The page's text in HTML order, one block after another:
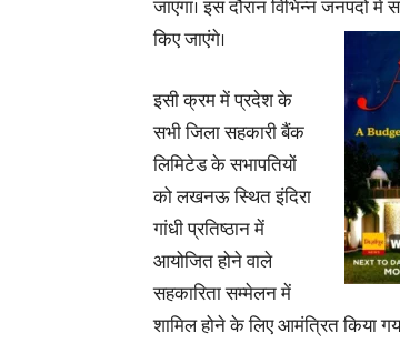
जाएगा। इस दौरान विभिन्न जनपदों
किए जाएंगे।
इसी क्रम में प्रदेश के
सभी जिला सहकारी बैंक
लिमिटेड के सभापतियों
को लखनऊ स्थित इंदिरा
गांधी प्रतिष्ठान में
आयोजित होने वाले
सहकारिता सम्मेलन में
शामिल होने के लिए आमंत्रित किया